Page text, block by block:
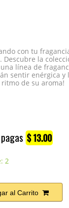
con tu
Descubre la
línea de
sentir enérgica y
de su aroma!
$ 13.00
2
al Carrito